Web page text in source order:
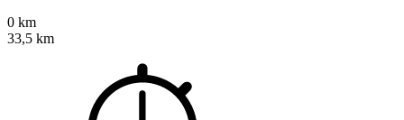
0 km
33,5 km